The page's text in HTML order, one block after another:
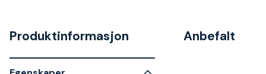
Produktinformasjon Anbefalt